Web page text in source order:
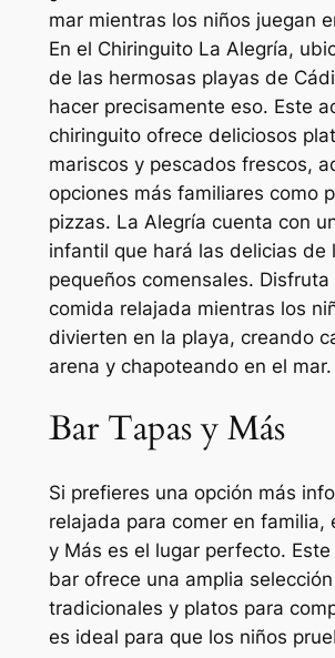
mar mientras los niños juegan
En el Chiringuito La Alegría,
de las hermosas playas de
hacer precisamente eso. Este
chiringuito ofrece deliciosos
mariscos y pescados frescos,
opciones más familiares como
pizzas. La Alegría cuenta con
infantil que hará las delicias de
pequeños comensales. Disfruta
comida relajada mientras los
divierten en la playa, creando
arena y chapoteando en el mar.
Bar Tapas y Más
Si prefieres una opción más
relajada para comer en familia,
y Más es el lugar perfecto.
bar ofrece una amplia
tradicionales y platos para
es ideal para que los niños